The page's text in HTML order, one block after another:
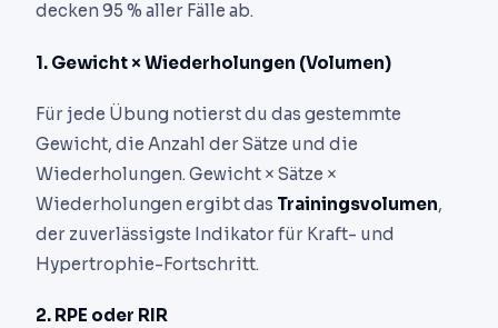
decken 95 % aller Fälle ab.
1. Gewicht × Wiederholungen (Volumen)
Für jede Übung notierst du das gestemmte
Gewicht, die Anzahl der Sätze und die
Wiederholungen. Gewicht × Sätze ×
Wiederholungen ergibt das Trainingsvolumen,
der zuverlässigste Indikator für Kraft- und
Hypertrophie-Fortschritt.
2. RPE oder RIR